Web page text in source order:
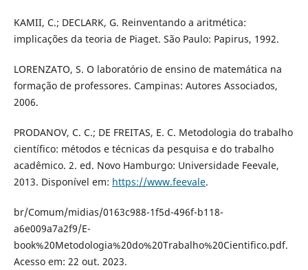
KAMII, C.; DECLARK, G. Reinventando a aritmética:
implicações da teoria de Piaget. São Paulo: Papirus, 1992.
LORENZATO, S. O laboratório de ensino de matemática na
formação de professores. Campinas: Autores Associados,
2006.
PRODANOV, C. C.; DE FREITAS, E. C. Metodologia do trabalho
científico: métodos e técnicas da pesquisa e do trabalho
acadêmico. 2. ed. Novo Hamburgo: Universidade Feevale,
2013. Disponível em: https://www.feevale.
br/Comum/midias/0163c988-1f5d-496f-b118-
a6e009a7a2f9/E-
book%20Metodologia%20do%20Trabalho%20Cientifico.pdf.
Acesso em: 22 out. 2023.